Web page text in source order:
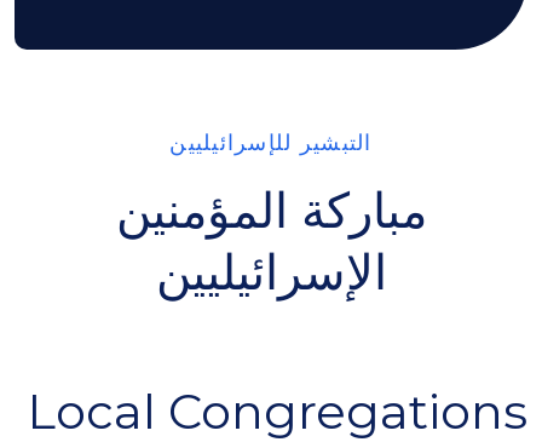
التبشير للإسرائيليين
مباركة المؤمنين
الإسرائيليين
Local Congregations